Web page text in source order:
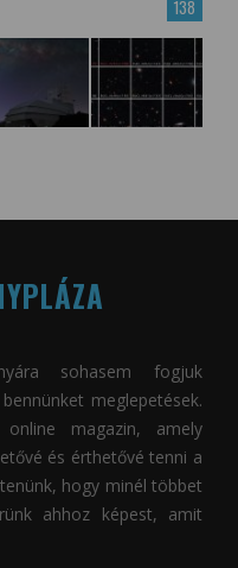
138
sohasem fogjuk
meglepetések.
magazin, amely
és érthetővé tenni a
hogy minél többet
ahhoz képest, amit